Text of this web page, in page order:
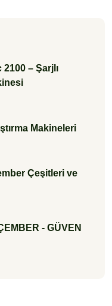
2100 – Şarjlı
Makineleri
Çeşitleri ve
- GÜVEN